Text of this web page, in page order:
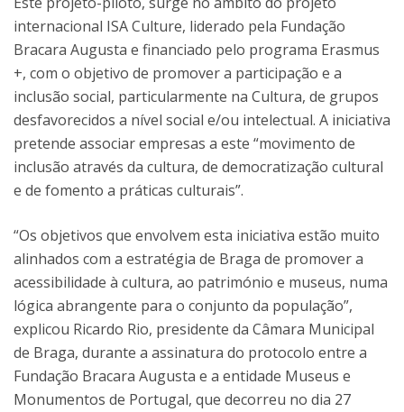
internacional ISA Culture, liderado pela Fundação
Bracara Augusta e financiado pelo programa Erasmus
+, com o objetivo de promover a participação e a
inclusão social, particularmente na Cultura, de grupos
desfavorecidos a nível social e/ou intelectual. A iniciativa
pretende associar empresas a este “movimento de
inclusão através da cultura, de democratização cultural
e de fomento a práticas culturais”.
“Os objetivos que envolvem esta iniciativa estão muito
alinhados com a estratégia de Braga de promover a
acessibilidade à cultura, ao património e museus, numa
lógica abrangente para o conjunto da população”,
explicou Ricardo Rio, presidente da Câmara Municipal
de Braga, durante a assinatura do protocolo entre a
Fundação Bracara Augusta e a entidade Museus e
Monumentos de Portugal, que decorreu no dia 27